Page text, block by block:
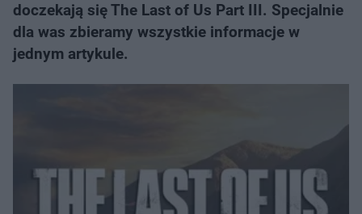
doczekają się The Last of Us Part III. Specjalnie
dla was zbieramy wszystkie informacje w
jednym artykule.